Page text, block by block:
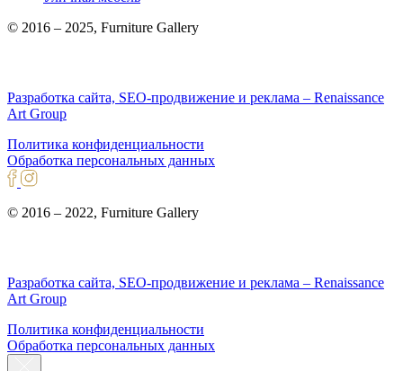
© 2016 – 2025, Furniture Gallery
Разработка сайта, SEO-продвижение и реклама – Renaissance
Art Group
Политика конфиденциальности
Обработка персональных данных
© 2016 – 2022, Furniture Gallery
Разработка сайта, SEO-продвижение и реклама – Renaissance
Art Group
Политика конфиденциальности
Обработка персональных данных